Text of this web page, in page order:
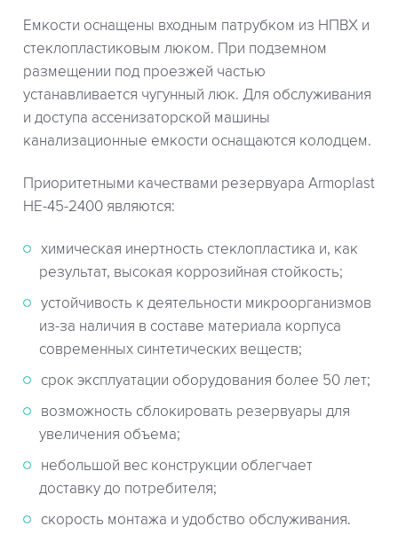
Емкости оснащены входным патрубком из НПВХ и
стеклопластиковым люком. При подземном
размещении под проезжей частью
устанавливается чугунный люк. Для обслуживания
и доступа ассенизаторской машины
канализационные емкости оснащаются колодцем.
Приоритетными качествами резервуара Armoplast
HE-45-2400 являются:
химическая инертность стеклопластика и, как
результат, высокая коррозийная стойкость;
устойчивость к деятельности микроорганизмов
из-за наличия в составе материала корпуса
современных синтетических веществ;
срок эксплуатации оборудования более 50 лет;
возможность сблокировать резервуары для
увеличения объема;
небольшой вес конструкции облегчает
доставку до потребителя;
скорость монтажа и удобство обслуживания.